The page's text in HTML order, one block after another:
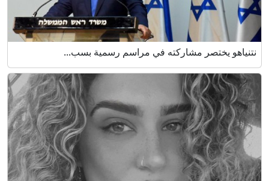
نتنياهو يختصر مشاركته في مراسم رسمية بسب...